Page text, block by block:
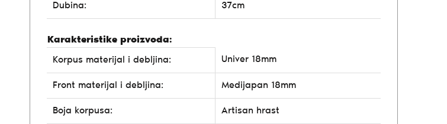
Dubina: 37cm
Karakteristike proizvoda:
Korpus materijal i debljina:
Univer 18mm
Front materijal i debljina: Medijapan 18mm
Boja korpusa: Artisan hrast